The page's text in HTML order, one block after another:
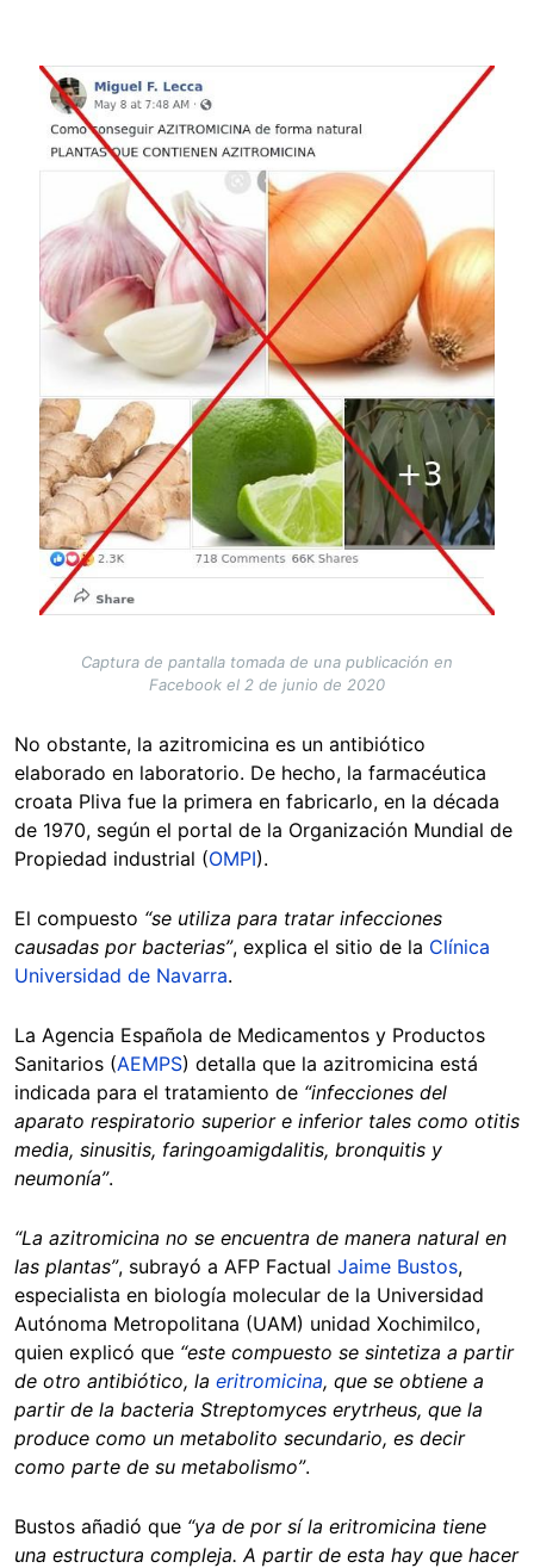
Image
Captura de pantalla tomada de una publicación en
Facebook el 2 de junio de 2020
No obstante, la azitromicina es un antibiótico
elaborado en laboratorio. De hecho, la farmacéutica
croata Pliva fue la primera en fabricarlo, en la década
de 1970, según el portal de la Organización Mundial de
Propiedad industrial (OMPI).
El compuesto “se utiliza para tratar infecciones
causadas por bacterias”, explica el sitio de la Clínica
Universidad de Navarra.
La Agencia Española de Medicamentos y Productos
Sanitarios (AEMPS) detalla que la azitromicina está
indicada para el tratamiento de “infecciones del
aparato respiratorio superior e inferior tales como otitis
media, sinusitis, faringoamigdalitis, bronquitis y
neumonía”.
“La azitromicina no se encuentra de manera natural en
las plantas”, subrayó a AFP Factual Jaime Bustos,
especialista en biología molecular de la Universidad
Autónoma Metropolitana (UAM) unidad Xochimilco,
quien explicó que “este compuesto se sintetiza a partir
de otro antibiótico, la eritromicina, que se obtiene a
partir de la bacteria Streptomyces erytrheus, que la
produce como un metabolito secundario, es decir
como parte de su metabolismo”.
Bustos añadió que “ya de por sí la eritromicina tiene
una estructura compleja. A partir de esta hay que hacer